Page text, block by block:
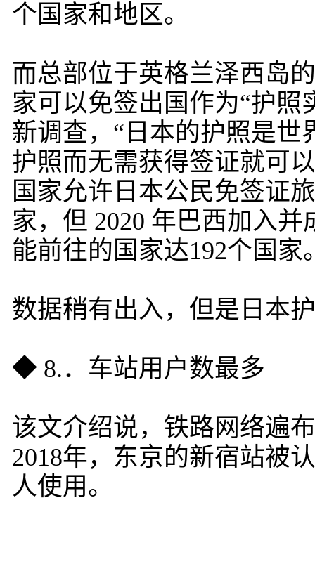
个国家和地区。
而总部位于英格兰泽西岛
家可以免签出国作为“护照
新调查，“日本的护照是世
护照而无需获得签证就可
国家允许日本公民免签证
家，但 2020 年巴西加入
能前往的国家达192个国
数据稍有出入，但是日本
◆ 8.．车站用户数最多
该文介绍说，铁路网络遍
2018年，东京的新宿站被
人使用。